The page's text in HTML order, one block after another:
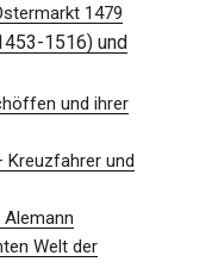
1479
1516) und
und ihrer
Kreuzfahrer und
Welt der